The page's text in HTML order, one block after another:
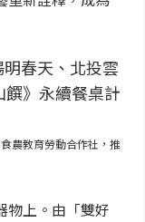
農教育勞動合作社，推
物上。由「雙好